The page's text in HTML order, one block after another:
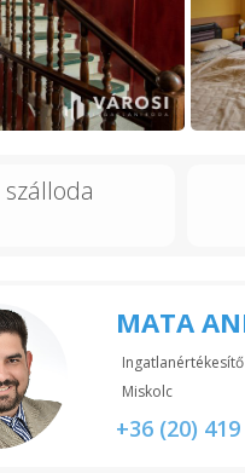
MATA
Ingatlanértékesítő
Miskolc
+36 (20)